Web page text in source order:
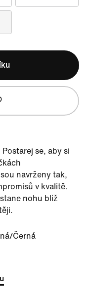
se, aby si
navrženy tak,
v kvalitě.
nohu blíž
Černá